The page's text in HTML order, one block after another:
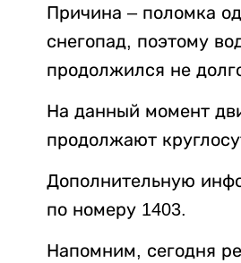
Причина – поломка
снегопад, поэтому
продолжился не
На данный момент
продолжают
Дополнительную
по номеру 1403.
Напомним, сегодня